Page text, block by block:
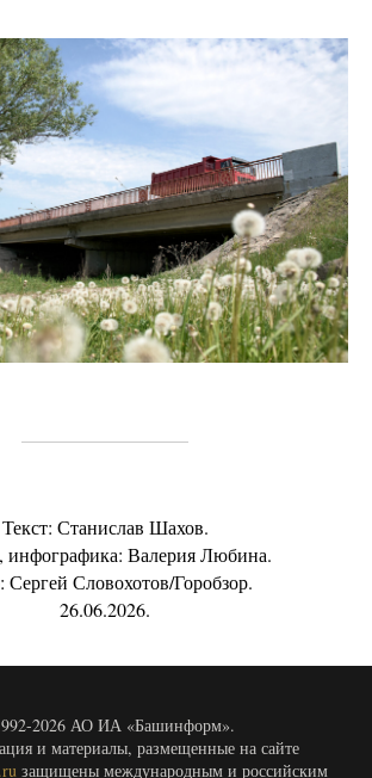
Текст: Станислав Шахов.
инфографика: Валерия Любина.
Сергей Словохотов/Горобзор.
26.06.2026.
2026 АО ИА «Башинформ».
и материалы, размещенные на сайте
защищены международным и российским